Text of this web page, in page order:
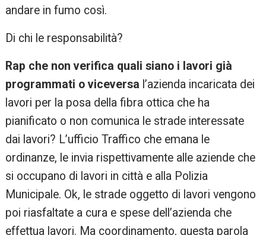
andare in fumo così.
Di chi le responsabilità?
Rap che non verifica quali siano i lavori già
programmati o viceversa l’azienda incaricata dei
lavori per la posa della fibra ottica che ha
pianificato o non comunica le strade interessate
dai lavori? L’ufficio Traffico che emana le
ordinanze, le invia rispettivamente alle aziende che
si occupano di lavori in città e alla Polizia
Municipale. Ok, le strade oggetto di lavori vengono
poi riasfaltate a cura e spese dell’azienda che
effettua lavori. Ma coordinamento, questa parola